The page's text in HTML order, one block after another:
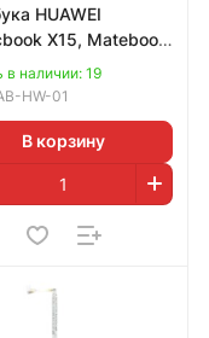
HUAWEI
X15, Matebook
в наличии: 19
HW-01
В корзину